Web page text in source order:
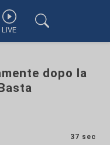
LIVE
dopo la
37 sec